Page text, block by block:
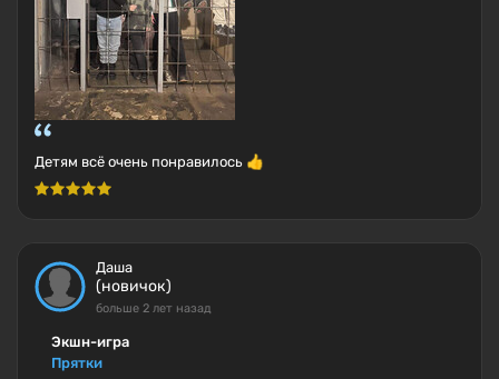
Детям всё очень понравилось 👍
Даша
(новичок)
больше 2 лет назад
Экшн-игра
Прятки